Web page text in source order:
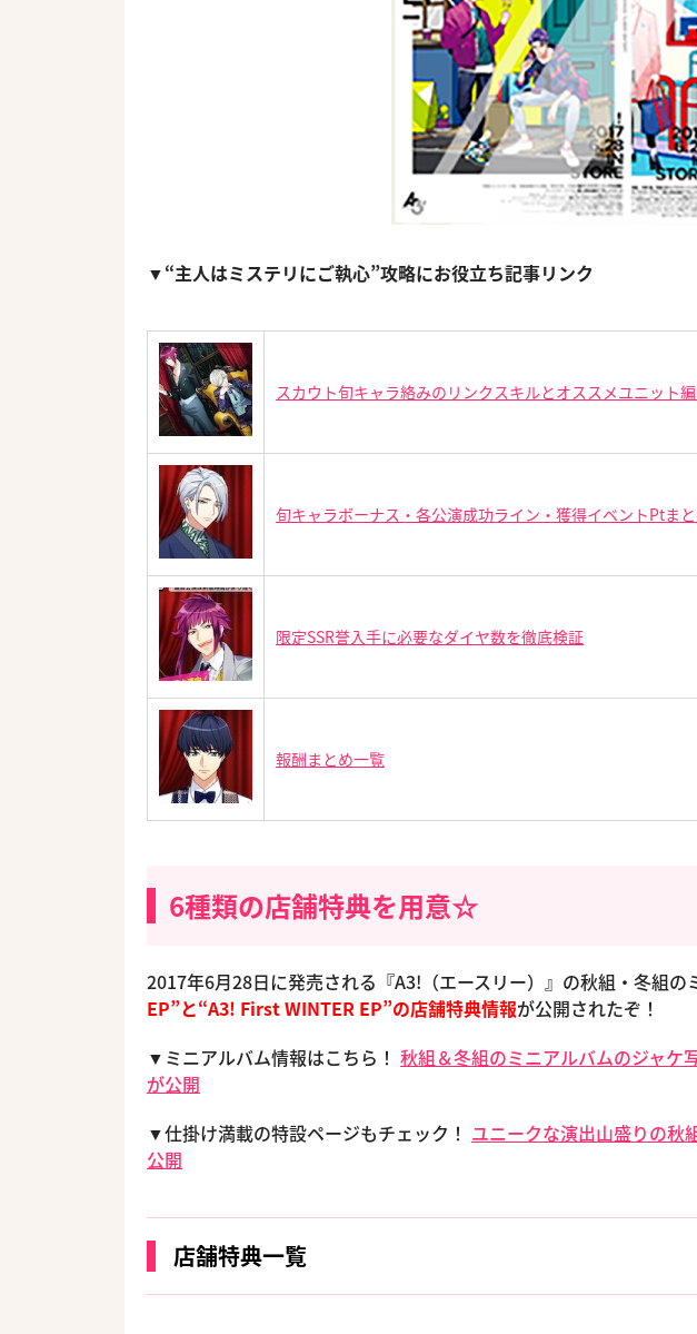
▼“主人はミステリにご執心”攻略にお役立ち記事リンク
スカウト旬キャラ絡みのリンクスキルとオススメユニット
旬キャラボーナス・各公演成功ライン・獲得イベントPtま
限定SSR誉入手に必要なダイヤ数を徹底検証
報酬まとめ一覧
6種類の店舗特典を用意☆
2017年6月28日に発売される『A3!（エースリー）』の秋組・冬組の
EP”と“A3! First WINTER EP”の店舗特典情報が公開されたぞ！
▼ミニアルバム情報はこちら！ 秋組＆冬組のミニアルバムのジャケ
が公開
▼仕掛け満載の特設ページもチェック！ ユニークな演出山盛りの秋
公開
店舗特典一覧